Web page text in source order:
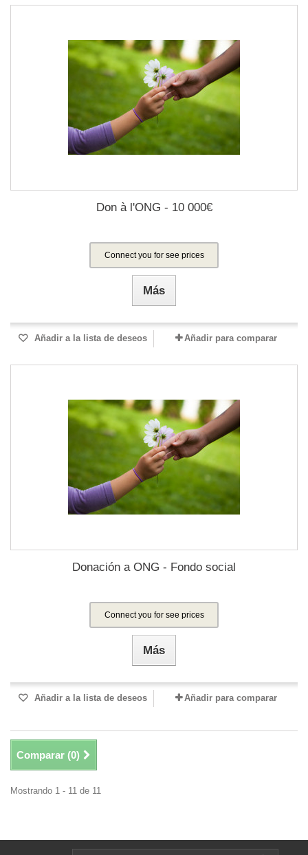
Don à l'ONG - 10 000€
Connect you for see prices
Más
Añadir a la lista de deseos Añadir para comparar
Donación a ONG - Fondo social
Connect you for see prices
Más
Añadir a la lista de deseos Añadir para comparar
Comparar (0)
Mostrando 1 - 11 de 11